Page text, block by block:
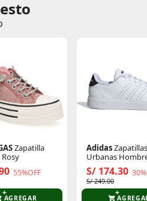
este producto
Este
Sé el primero
Zapatilla
Rosy
55%OFF
AGREGAR
AdidasZapatillas
Urbanas
Advantage 2.0
S/ 174.30
S/ 249.00